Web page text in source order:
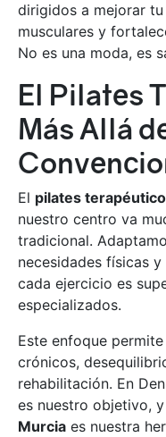
dirigidos a mejorar
musculares y
No es una moda, es
El Pilates
Más Allá
El pilates
nuestro centro va
tradicional.
necesidades físicas
cada ejercicio es
especializados.
Este enfoque
crónicos,
rehabilitación. En
es nuestro objetivo,
Murcia es nuestra